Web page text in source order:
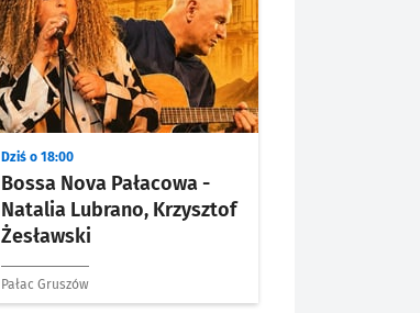
Bossa Nova Pałacowa -
Natalia Lubrano, Krzysztof
Żesławski
Dziś o 18:00
Pałac Gruszów